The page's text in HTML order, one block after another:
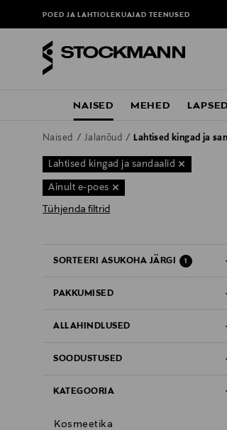
POED JA LAHTIOLEKUAJADTEENUSED
NAISED MEHED LAPSED
Naised Jalanõud Lahtised kingad ja
Lahtised kingad ja sandaalid
Ainult e-poes
Tühjenda filtrid
SORTEERI ASUKOHA JÄRGI 1
PAKKUMISED
ALLAHINDLUSED
SOODUSTUSED
KATEGOORIA
Kosmeetika